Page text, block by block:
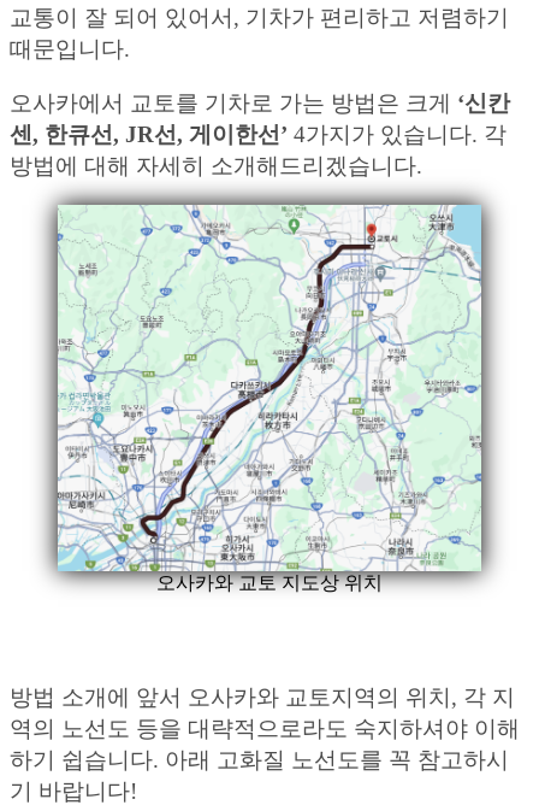
교통이 잘 되어 있어서, 기차가 편리하고 저렴하기
때문입니다.
오사카에서 교토를 기차로 가는 방법은 크게 ‘신칸
센, 한큐선, JR선, 게이한선’ 4가지가 있습니다. 각
방법에 대해 자세히 소개해드리겠습니다.
오사카와 교토 지도상 위치
방법 소개에 앞서 오사카와 교토지역의 위치, 각 지
역의 노선도 등을 대략적으로라도 숙지하셔야 이해
하기 쉽습니다. 아래 고화질 노선도를 꼭 참고하시
기 바랍니다!